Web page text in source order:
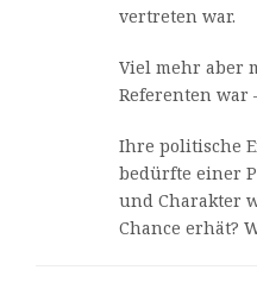
vertreten war.
Viel mehr aber
Referenten war
Ihre politische
bedürfte einer
und Charakter
Chance erhät?